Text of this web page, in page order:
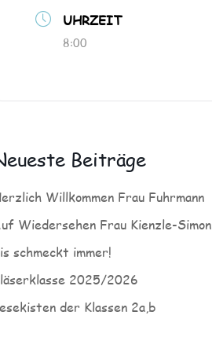
UHRZEIT
8:00
Beiträge
Willkommen Frau Fuhrmann
Wiedersehen Frau Kienzle-Simon
schmeckt immer!
2025/2026
der Klassen 2a,b